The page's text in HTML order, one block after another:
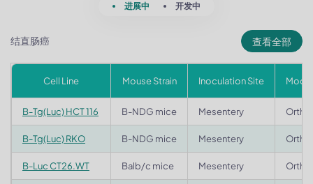
进展中 开发中
结直肠癌 查看全部
Cell Line Mouse Strain Inoculation Site
B-Tg(Luc) HCT 116 B-NDG mice Mesentery
B-Tg(Luc) RKO B-NDG mice Mesentery
B-Luc CT26.WT Balb/c mice Mesentery